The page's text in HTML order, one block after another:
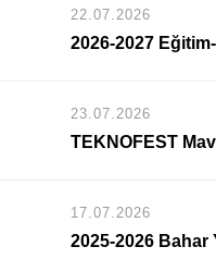
22.07.2026
2026-2027
23.07.2026
TEKNOFEST
17.07.2026
2025-2026 Bahar